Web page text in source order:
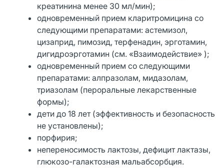
креатинина менее 30 мл/мин);
одновременный прием кларитромицина со
следующими препаратами: астемизол,
цизаприд, пимозид, терфенадин, эрготамин,
дигидроэрготамин (см. «Взаимодействие» );
одновременный прием со следующими
препаратами: алпразолам, мидазолам,
триазолам (пероральные лекарственные
формы);
дети до 18 лет (эффективность и безопасность
не установлены);
порфирия;
непереносимость лактозы, дефицит лактазы,
глюкозо-галактозная мальабсорбция.